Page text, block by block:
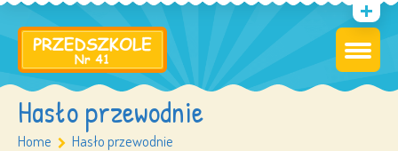
Hasło przewodnie
Home Hasło przewodnie